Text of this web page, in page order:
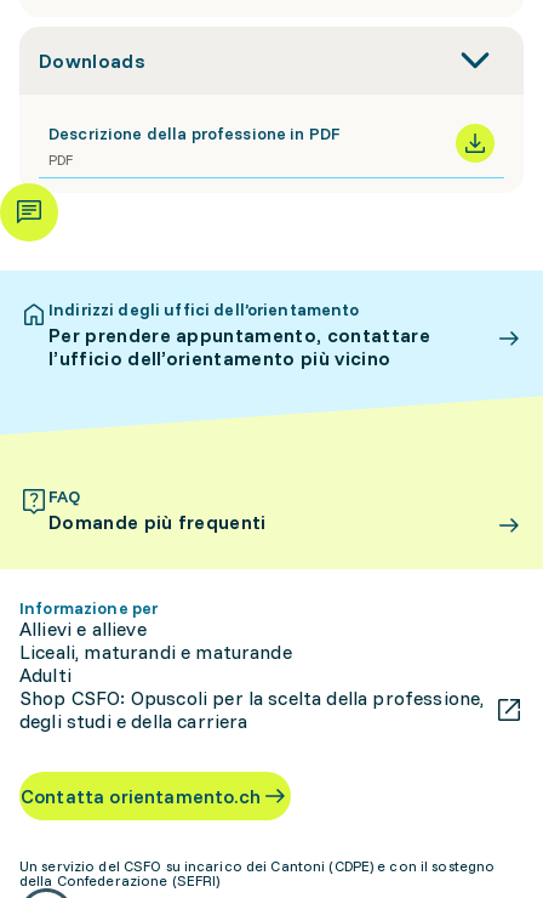
Downloads
Descrizione della professione in PDF
PDF
Indirizzi degli uffici dell’orientamento
Per prendere appuntamento, contattare
l’ufficio dell’orientamento più vicino
FAQ
Domande più frequenti
Informazione per
Allievi e allieve
Liceali, maturandi e maturande
Adulti
Shop CSFO: Opuscoli per la scelta della professione,
degli studi e della carriera
Contatta orientamento.ch
Un servizio del CSFO su incarico dei Cantoni (CDPE) e con il sostegno
della Confederazione (SEFRI)